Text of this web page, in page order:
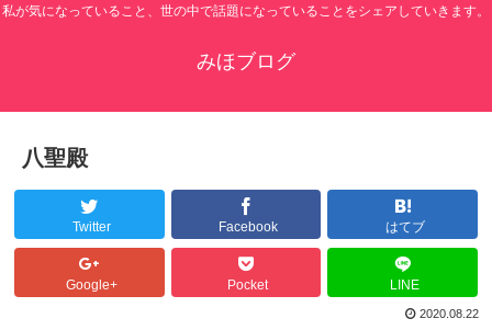
私が気になっていること、世の中で話題になっていることをシェアしていきます。
みほブログ
八聖殿
Twitter Facebook はてブ
Google+ Pocket LINE
2020.08.22